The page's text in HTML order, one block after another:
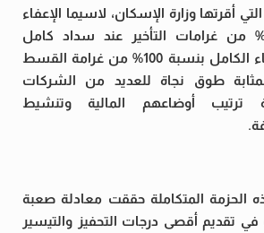
أقرتها وزارة الإسكان، لاسيما الإعفاء
يصل إلى 70% من غرامات التأخير عند سداد كامل
المستحقات، والإعفاء الكامل بنسبة 100% من غرامة القسط
بمثابة طوق نجاة للعديد من الشركات
ترتيب أوضاعهم المالية وتنشيط
المتكاملة حققت معادلة صعبة
تقديم أقصى درجات التحفيز والتيسير